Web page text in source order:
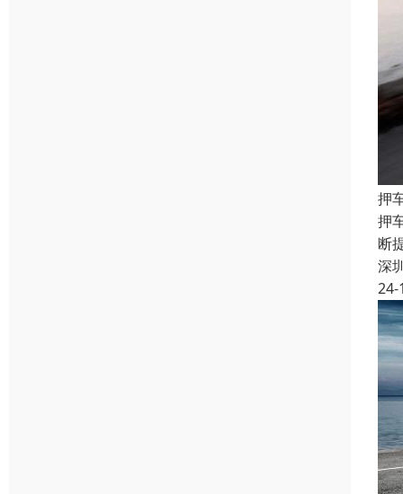
押
押
断
深
24-